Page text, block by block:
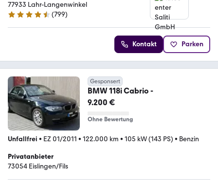
77933 Lahr-Langenwinkel
4.6 Sterne
(799)
Kontakt Parken
Gesponsert
BMW 118i Cabrio -
9.200 €
Ohne Bewertung
Unfallfrei • EZ 01/2011 • 122.000 km • 105 kW (143 PS) • Benzin
Privatanbieter
73054 Eislingen/Fils